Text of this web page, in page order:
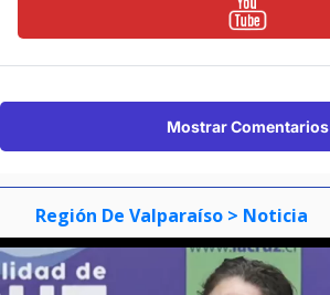
Mostrar Comentarios
Región De Valparaíso > Noticia